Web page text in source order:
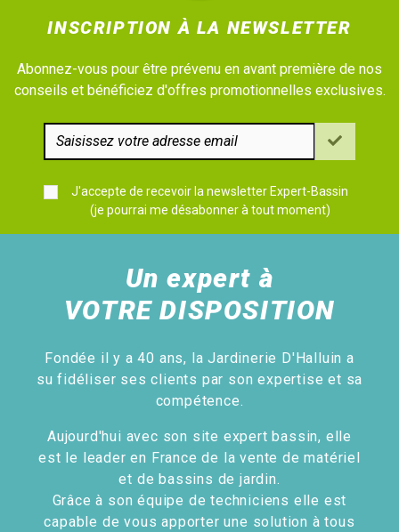
INSCRIPTION À LA NEWSLETTER
Abonnez-vous pour être prévenu en avant première de nos
conseils et bénéficiez d'offres promotionnelles exclusives.
J'accepte de recevoir la newsletter Expert-Bassin
(je pourrai me désabonner à tout moment)
Un expert à
VOTRE DISPOSITION
Fondée il y a 40 ans, la Jardinerie D'Halluin a
su fidéliser ses clients par son expertise et sa
compétence.
Aujourd'hui avec son site expert bassin, elle
est le leader en France de la vente de matériel
et de bassins de jardin.
Grâce à son équipe de techniciens elle est
capable de vous apporter une solution à tous